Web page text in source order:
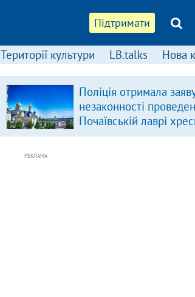
Підтримати
Території культури LB.talks Нова
Поліція отримала
незаконності
Почаївській лаврі
РЕКЛАМА